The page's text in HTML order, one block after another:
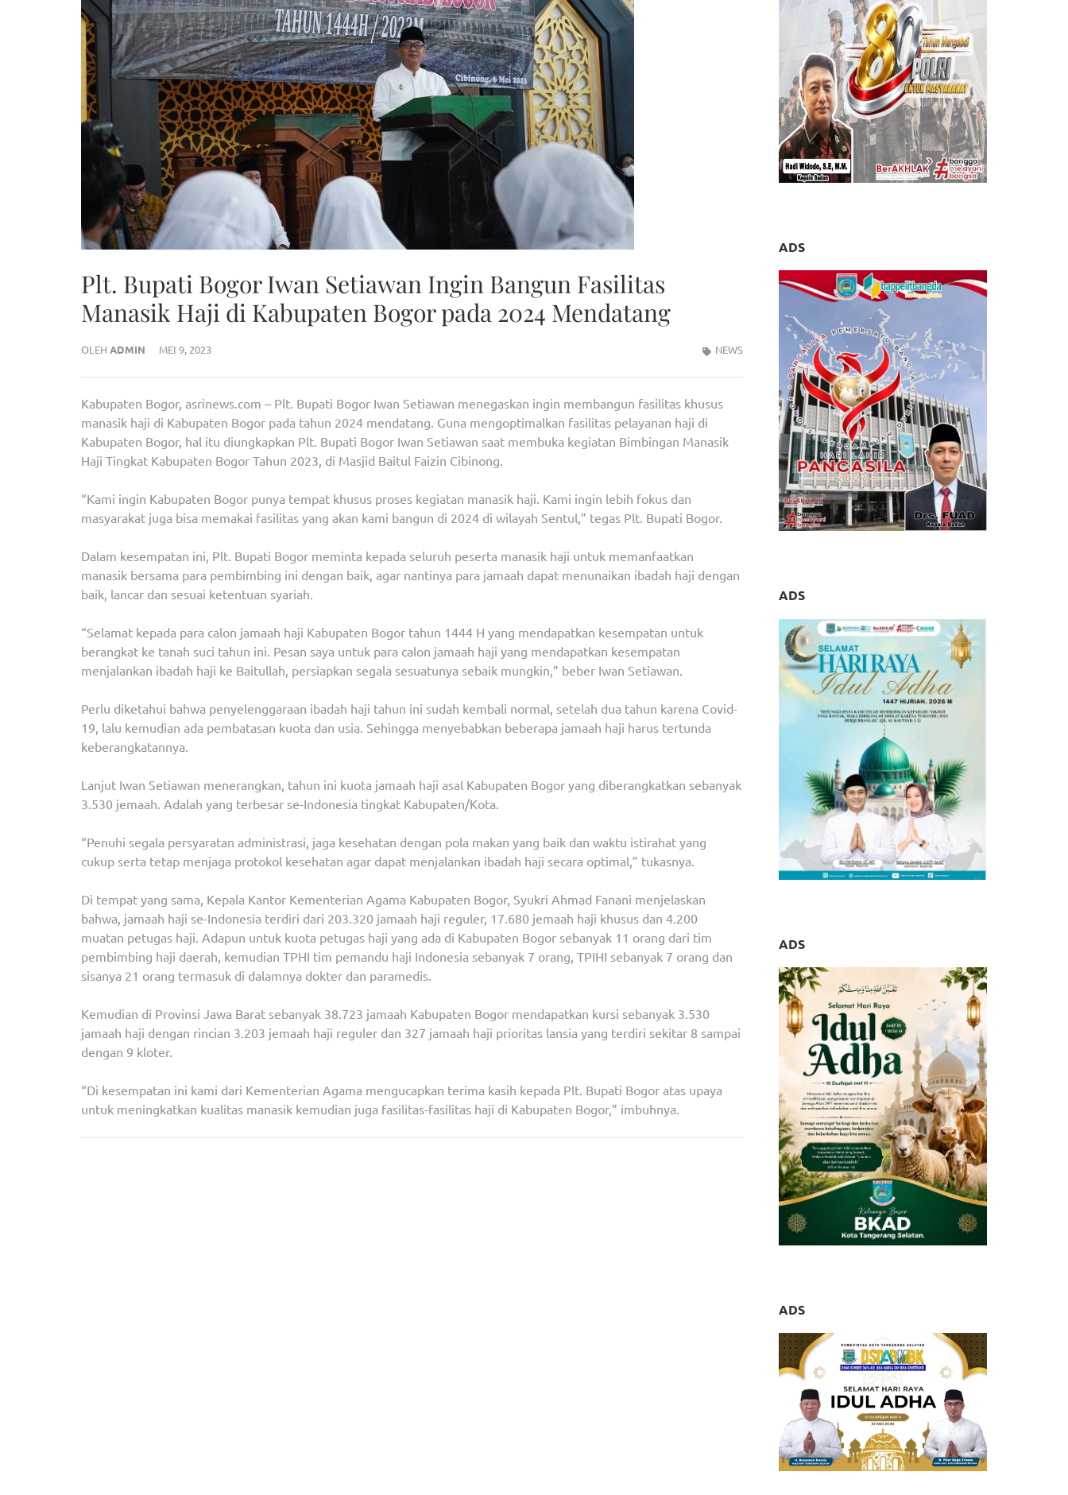
Plt. Bupati Bogor Iwan Setiawan Ingin Bangun Fasilitas
Manasik Haji di Kabupaten Bogor pada 2024 Mendatang
OLEH ADMIN MEI 9, 2023 NEWS
Kabupaten Bogor, asrinews.com – Plt. Bupati Bogor Iwan Setiawan menegaskan ingin membangun fasilitas khusus
manasik haji di Kabupaten Bogor pada tahun 2024 mendatang. Guna mengoptimalkan fasilitas pelayanan haji di
Kabupaten Bogor, hal itu diungkapkan Plt. Bupati Bogor Iwan Setiawan saat membuka kegiatan Bimbingan Manasik
Haji Tingkat Kabupaten Bogor Tahun 2023, di Masjid Baitul Faizin Cibinong.
“Kami ingin Kabupaten Bogor punya tempat khusus proses kegiatan manasik haji. Kami ingin lebih fokus dan
masyarakat juga bisa memakai fasilitas yang akan kami bangun di 2024 di wilayah Sentul,” tegas Plt. Bupati Bogor.
Dalam kesempatan ini, Plt. Bupati Bogor meminta kepada seluruh peserta manasik haji untuk memanfaatkan
manasik bersama para pembimbing ini dengan baik, agar nantinya para jamaah dapat menunaikan ibadah haji dengan
baik, lancar dan sesuai ketentuan syariah.
“Selamat kepada para calon jamaah haji Kabupaten Bogor tahun 1444 H yang mendapatkan kesempatan untuk
berangkat ke tanah suci tahun ini. Pesan saya untuk para calon jamaah haji yang mendapatkan kesempatan
menjalankan ibadah haji ke Baitullah, persiapkan segala sesuatunya sebaik mungkin,” beber Iwan Setiawan.
Perlu diketahui bahwa penyelenggaraan ibadah haji tahun ini sudah kembali normal, setelah dua tahun karena Covid-
19, lalu kemudian ada pembatasan kuota dan usia. Sehingga menyebabkan beberapa jamaah haji harus tertunda
keberangkatannya.
Lanjut Iwan Setiawan menerangkan, tahun ini kuota jamaah haji asal Kabupaten Bogor yang diberangkatkan sebanyak
3.530 jemaah. Adalah yang terbesar se-Indonesia tingkat Kabupaten/Kota.
“Penuhi segala persyaratan administrasi, jaga kesehatan dengan pola makan yang baik dan waktu istirahat yang
cukup serta tetap menjaga protokol kesehatan agar dapat menjalankan ibadah haji secara optimal,” tukasnya.
Di tempat yang sama, Kepala Kantor Kementerian Agama Kabupaten Bogor, Syukri Ahmad Fanani menjelaskan
bahwa, jamaah haji se-Indonesia terdiri dari 203.320 jamaah haji reguler, 17.680 jemaah haji khusus dan 4.200
muatan petugas haji. Adapun untuk kuota petugas haji yang ada di Kabupaten Bogor sebanyak 11 orang dari tim
pembimbing haji daerah, kemudian TPHI tim pemandu haji Indonesia sebanyak 7 orang, TPIHI sebanyak 7 orang dan
sisanya 21 orang termasuk di dalamnya dokter dan paramedis.
Kemudian di Provinsi Jawa Barat sebanyak 38.723 jamaah Kabupaten Bogor mendapatkan kursi sebanyak 3.530
jamaah haji dengan rincian 3.203 jemaah haji reguler dan 327 jamaah haji prioritas lansia yang terdiri sekitar 8 sampai
dengan 9 kloter.
“Di kesempatan ini kami dari Kementerian Agama mengucapkan terima kasih kepada Plt. Bupati Bogor atas upaya
untuk meningkatkan kualitas manasik kemudian juga fasilitas-fasilitas haji di Kabupaten Bogor,” imbuhnya.
ADS
ADS
ADS
ADS